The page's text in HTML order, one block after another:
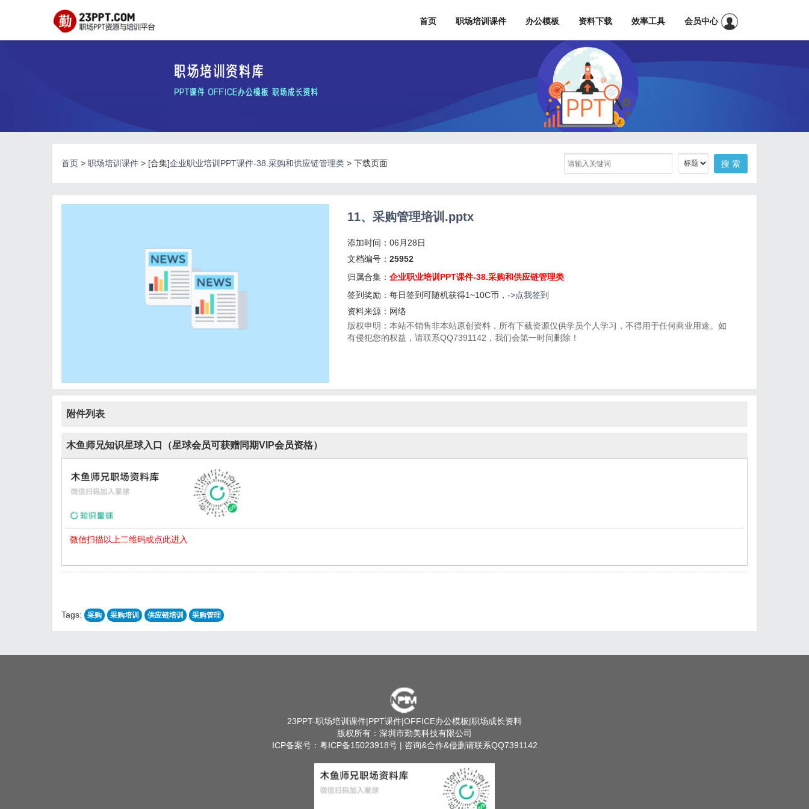
首页 职场培训课件 办公模板 资料下载 效率工具 会员中心
首页 > 职场培训课件 > [合集]企业职业培训PPT课件-38.采购和供应链管理类 > 下载页面
11、采购管理培训.pptx
添加时间：06月28日
文档编号： 25952
归属合集： 企业职业培训PPT课件-38.采购和供应链管理类
签到奖励：每日签到可随机获得1~10C币， ->点我签到
资料来源：网络
版权申明：本站不销售非本站原创资料，所有下载资源仅供学员个人学习，不得用于任何商业用途。如
有侵犯您的权益，请联系QQ7391142，我们会第一时间删除！
附件列表
木鱼师兄知识星球入口（星球会员可获赠同期VIP会员资格）
微信扫描以上二维码或点此进入
Tags: 采购 采购培训 供应链培训 采购管理
23PPT-职场培训课件|PPT课件|OFFICE办公模板|职场成长资料
版权所有：深圳市勤美科技有限公司
ICP备案号： 粤ICP备15023918号| 咨询&合作&侵删请联系QQ7391142